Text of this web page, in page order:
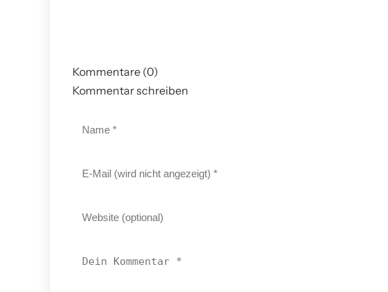
Kommentare (0)
Kommentar schreiben